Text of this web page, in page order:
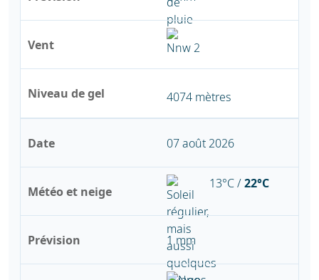
Vent
Niveau de gel 4074 mètres
Date
Météo et neige
Prévision
07 août 2026
13°C /22°C
1 mm